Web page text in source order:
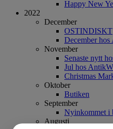
Happy New
2022
December
OSTINDISKT
December hos
November
Senaste nytt
Jul hos
Christmas
Oktober
Butiken
September
Nyinkommet i
Augusti